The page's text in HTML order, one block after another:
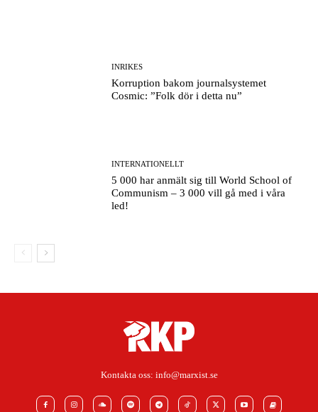
INRIKES
Korruption bakom journalsystemet
Cosmic: ”Folk dör i detta nu”
INTERNATIONELLT
5 000 har anmält sig till World School of
Communism – 3 000 vill gå med i våra
led!
Kontakta oss: info@marxist.se